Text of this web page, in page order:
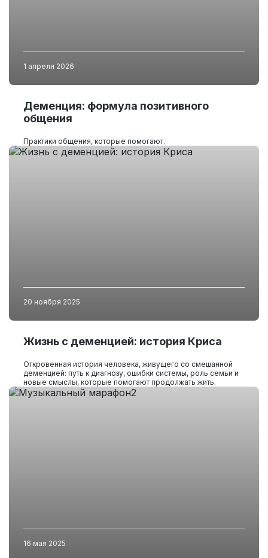
1 апреля 2026
Деменция: формула позитивного
общения
Практики общения, которые помогают.
20 ноября 2025
Жизнь с деменцией: история Криса
Откровенная история человека, живущего со смешанной
деменцией: путь к диагнозу, ошибки системы, роль семьи и
новые смыслы, которые помогают продолжать жить.
16 мая 2025